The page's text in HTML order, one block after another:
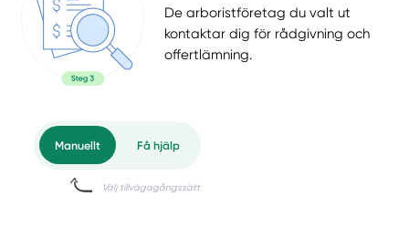
De arboristföretag du valt ut
kontaktar dig för rådgivning och
offertlämning.